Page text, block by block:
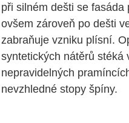
při silném dešti se
ovšem zároveň po dešti
zabraňuje vzniku plísní.
syntetických nátěrů stéká
nepravidelných
nevzhledné stopy špíny.